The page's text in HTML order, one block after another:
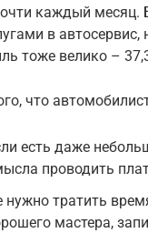
каждый месяц.
в автосервис,
тоже велико –
что
есть даже
проводить
нужно тратить
мастера,